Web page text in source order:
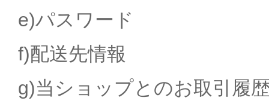
e)パスワード
f)配送先情報
g)当ショップとのお取引履